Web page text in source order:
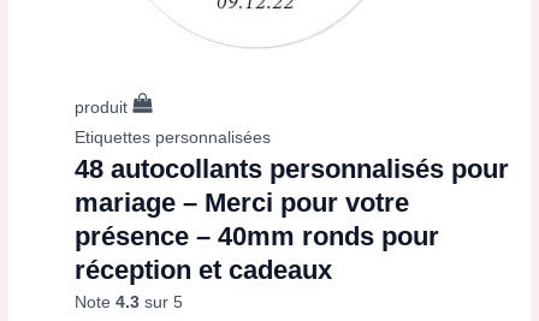
produit
Etiquettes personnalisées
48 autocollants personnalisés pour
mariage – Merci pour votre
présence – 40mm ronds pour
réception et cadeaux
Note4.3 sur 5